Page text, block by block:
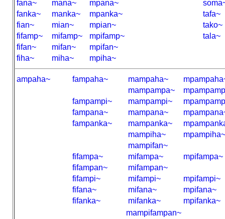
fana~
mana~ mpana~
fanka~
manka~ mpanka~
tafa~
fian~
mian~ mpian~
tako~
fifamp~
mifamp~ mpifamp~
tala~
fifan~
mifan~
mpifan~
fiha~
miha~ mpiha~
ampaha~ fampaha~ mampaha~
mampampa~
fampampi~
mampampi~
fampana~
mampana~
fampanka~
mampanka~
mampiha~
mpampiha~
mampifan~
fifampa~
mifampa~
mpifampa~
fifampan~
mifampan~
fifampi~
mifampi~
mpifampi~
fifana~
mifana~
mpifana~
fifanka~
mifanka~
mpifanka~
mampifampan~